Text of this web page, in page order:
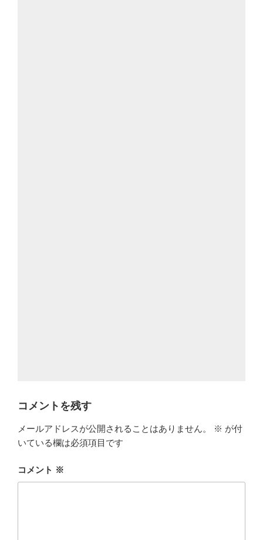
コメントを残す
メールアドレスが公開されることはありません。 ※ が付
いている欄は必須項目です
コメント ※